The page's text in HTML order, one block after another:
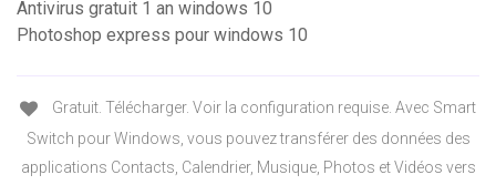
Antivirus gratuit 1 an windows 10
Photoshop express pour windows 10
Gratuit. Télécharger. Voir la configuration requise. Avec Smart
Switch pour Windows, vous pouvez transférer des données des
applications Contacts, Calendrier, Musique, Photos et Vidéos vers